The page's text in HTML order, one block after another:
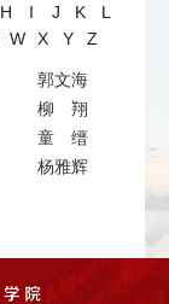
H I J K
L
W X Y Z
郭文海
柳 翔
童 缙
杨雅辉